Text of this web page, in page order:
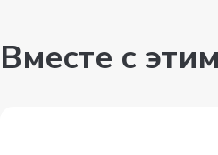
Вместе с